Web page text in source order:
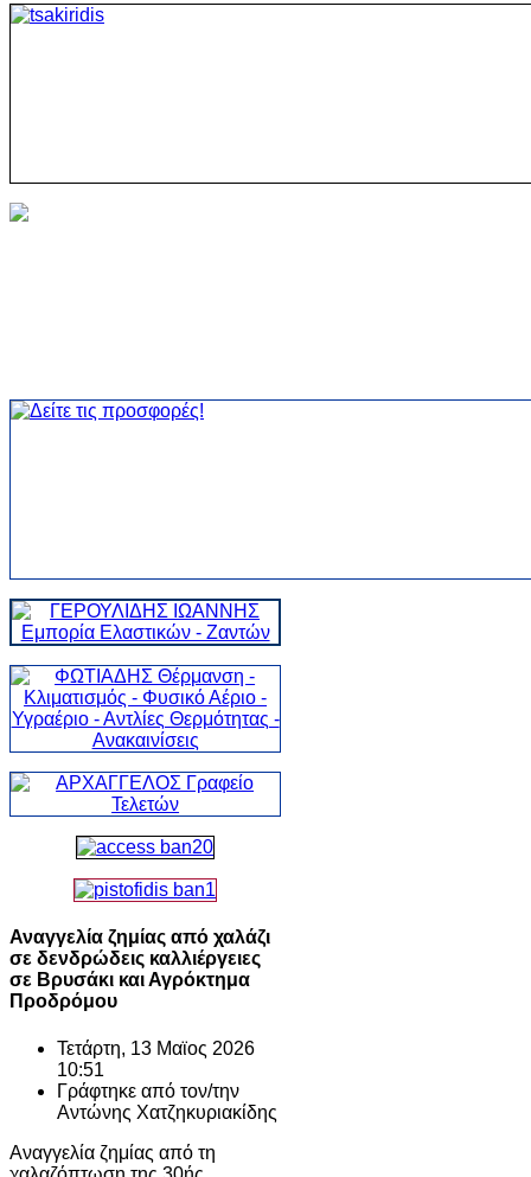
Αναγγελία ζημίας από χαλάζι
σε δενδρώδεις καλλιέργειες
σε Βρυσάκι και Αγρόκτημα
Προδρόμου
Τετάρτη, 13 Μαϊος 2026
10:51
Γράφτηκε από τον/την
Αντώνης Χατζηκυριακίδης
Αναγγελία ζημίας από τη